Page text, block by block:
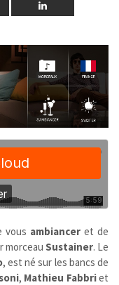
vous ambiancer et de
morceau Sustainer. Le
, est né sur les bancs de
, Mathieu Fabbriet